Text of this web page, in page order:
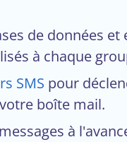
de données et
à chaque
SMS pour
boîte mail.
à